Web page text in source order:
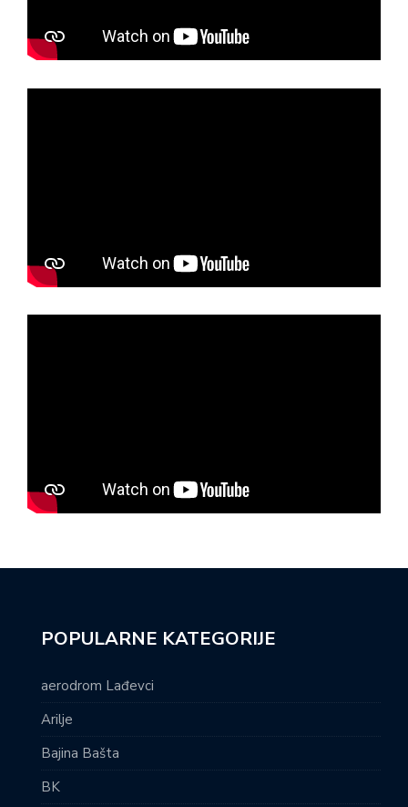
POPULARNE KATEGORIJE
aerodrom Lađevci
Arilje
Bajina Bašta
BK